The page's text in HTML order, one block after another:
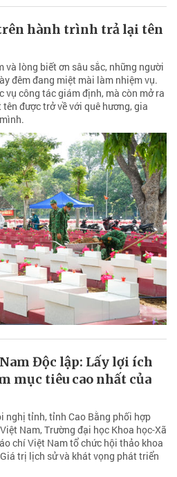
hành trình trả lại tên
và lòng biết ơn sâu sắc, những người
đêm đang miệt mài làm nhiệm vụ.
vụ công tác giám định, mà còn mở ra
được trở về với quê hương, gia
Độc lập: Lấy lợi ích
mục tiêu cao nhất của
nghị tỉnh, tỉnh Cao Bằng phối hợp
Nam, Trường đại học Khoa học-Xã
chí Việt Nam tổ chức hội thảo khoa
trị lịch sử và khát vọng phát triển